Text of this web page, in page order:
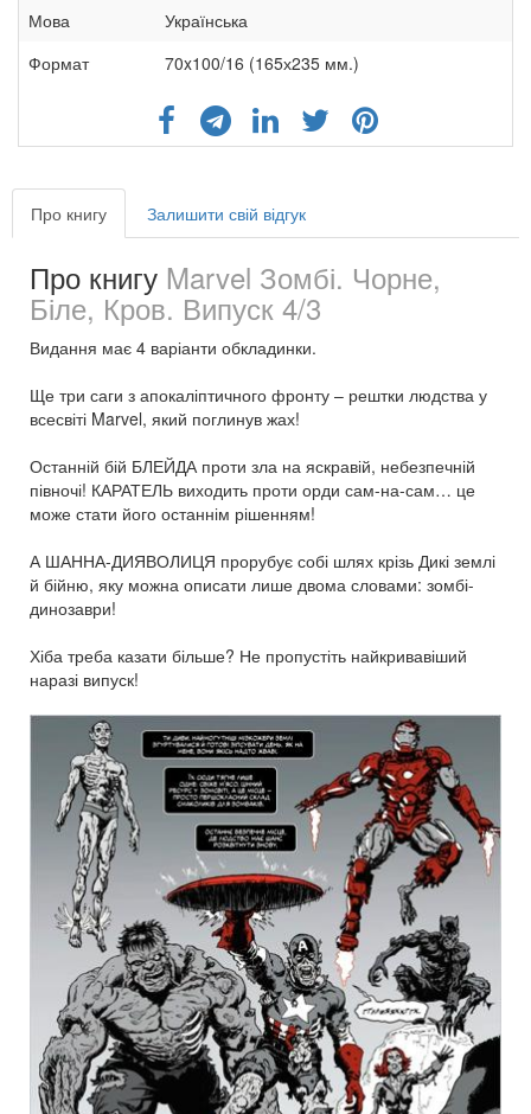
Мова
Українська
Формат
70x100/16 (165х235 мм.)
Про книгу Залишити свій відгук
Про книгу Marvel Зомбі. Чорне,
Біле, Кров. Випуск 4/3
Видання має 4 варіанти обкладинки.
Ще три саги з апокаліптичного фронту – рештки людства у
всесвіті Marvel, який поглинув жах!
Останній бій БЛЕЙДА проти зла на яскравій, небезпечній
півночі! КАРАТЕЛЬ виходить проти орди сам-на-сам… це
може стати його останнім рішенням!
А ШАННА-ДИЯВОЛИЦЯ прорубує собі шлях крізь Дикі землі
й бійню, яку можна описати лише двома словами: зомбі-
динозаври!
Хіба треба казати більше? Не пропустіть найкривавіший
наразі випуск!